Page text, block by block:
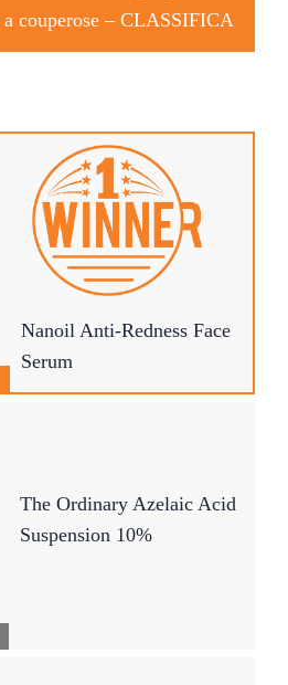
couperose –CLASSIFICA
Nanoil Anti-Redness Face
Serum
The Ordinary Azelaic Acid
Suspension 10%